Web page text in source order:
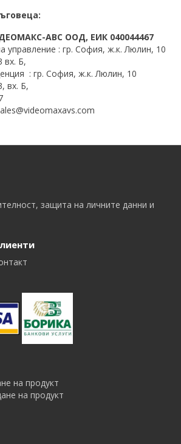
АВС ООД, ЕИК 040044467
управление : гр. София, ж.к. Люлин, 10
вх. Б,
: гр. София, ж.к. Люлин, 10
вх. Б,
защита на личните данни и
на продукт
на продукт